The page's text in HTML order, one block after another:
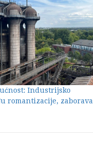
Industrijsko
romantizacije, zaborava